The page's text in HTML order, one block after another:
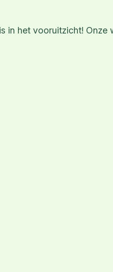
in het vooruitzicht!